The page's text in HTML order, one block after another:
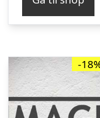
kr. 935,00.
-